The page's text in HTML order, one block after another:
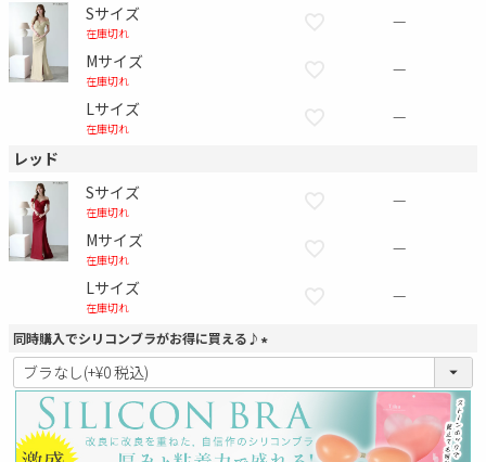
Sサイズ
在庫切れ
—
Mサイズ
在庫切れ
—
Lサイズ
在庫切れ
—
レッド
Sサイズ
在庫切れ
—
Mサイズ
在庫切れ
—
Lサイズ
在庫切れ
—
同時購入でシリコンブラがお得に買える♪
(
須
)